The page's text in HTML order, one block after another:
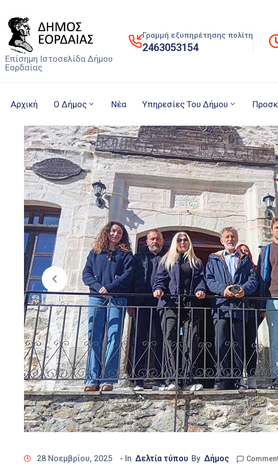
Επίσημη Ιστοσελίδα Δήμου
Εορδαίας
Γραμμή εξυπηρέτησης πολίτη
2463053154
Αρχική Ο Δήμος Νέα Υπηρεσίες Του Δήμου
28 Νοεμβρίου, 2025 - In Δελτία τύπου By Δήμος